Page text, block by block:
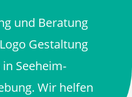
und Beratung
Gestaltung
Seeheim-
Wir helfen